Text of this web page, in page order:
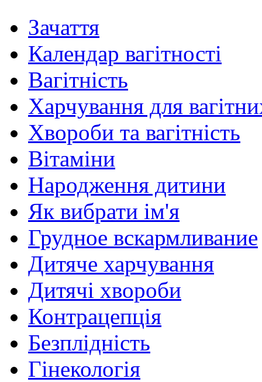
Зачаття
Календар вагітності
Вагітність
Харчування для
Хвороби та вагітність
Вітаміни
Народження дитини
Як вибрати ім'я
Грудное вскармливание
Дитяче харчування
Дитячі хвороби
Контрацепція
Безплідність
Гінекологія